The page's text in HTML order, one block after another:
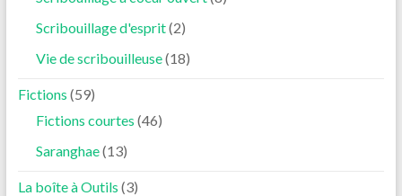
Scribouillage d'esprit(2)
Vie de scribouilleuse(18)
Fictions (59)
Fictions courtes (46)
Saranghae(13)
La boîte à Outils (3)